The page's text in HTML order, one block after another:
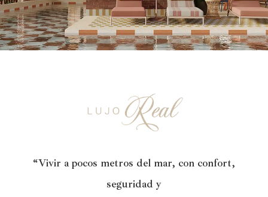
“Vivir a pocos metros del mar, con confort,
seguridad y